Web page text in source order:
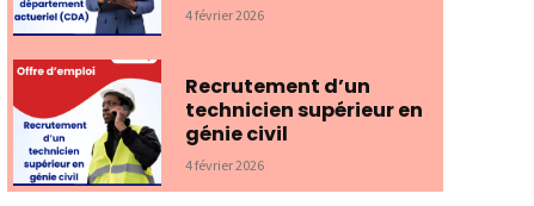
4 février 2026
Recrutement d’un
technicien supérieur en
génie civil
4 février 2026